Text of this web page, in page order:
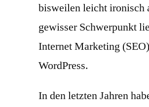
bisweilen leicht ironisch
gewisser Schwerpunkt
Internet Marketing
WordPress.
In den letzten Jahren